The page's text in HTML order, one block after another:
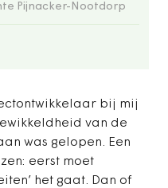
Pijnacker-Nootdorp
bij mij
van de
was gelopen. Een
eerst moet
het gaat. Dan of